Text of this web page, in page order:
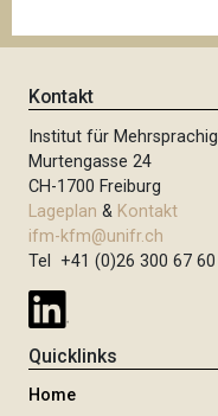
Kontakt
Institut für
Murtengasse 24
CH-1700 Freiburg
Lageplan & Kontakt
ifm-kfm@unifr.ch
Tel +41 (0)26 300 67 60
Quicklinks
Home